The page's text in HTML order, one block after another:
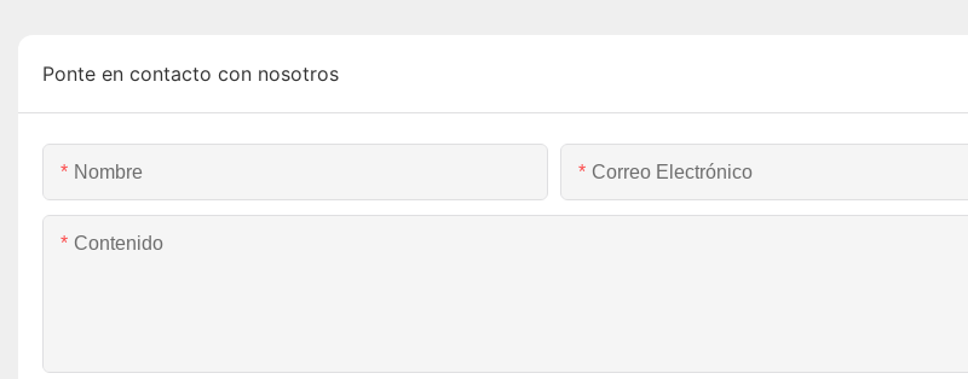
Ponte en contacto con nosotros
Nombre Correo Electrónico
Contenido